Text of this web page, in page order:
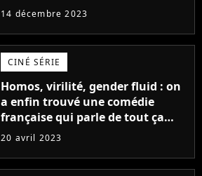
14 décembre 2023
CINÉ SÉRIE
Homos, virilité, gender fluid : on
a enfin trouvé une comédie
française qui parle de tout ça
sans être super ringarde
20 avril 2023